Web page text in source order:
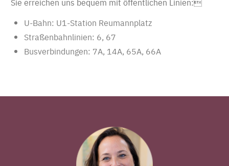
U-Bahn: U1-Station Reumannplatz
Straßenbahnlinien: 6, 67
Busverbindungen: 7A, 14A, 65A, 66A